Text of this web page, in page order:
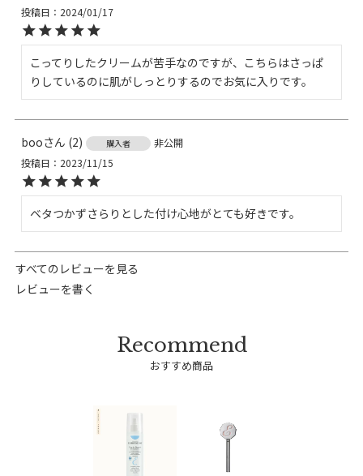
投稿日
2024/01/17
こってりしたクリームが苦手なのですが、こちらはさっぱ
りしているのに肌がしっとりするのでお気に入りです。
boo 2 購入者
非公開
投稿日
2023/11/15
ベタつかずさらりとした付け心地がとても好きです。
すべてのレビューを見る
レビューを書く
おすすめ商品